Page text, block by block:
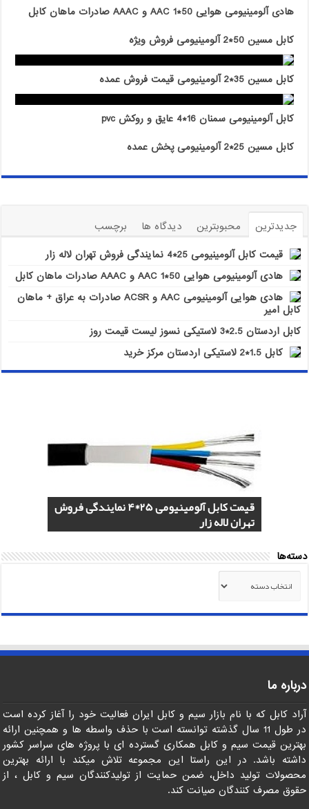
هادی آلومینیومی هوایی 50*1 AAC و AAAC صادرات ماهان کابل
کابل مسین 50*2 آلومینیومی فروش ویژه
کابل مسین 35*2 آلومینیومی قیمت فروش عمده
کابل آلومینیومی سمنان 16*4 عایق و روکش pvc
کابل مسین 25*2 آلومینیومی پخش عمده
جدیدترین محبوبترین دیدگاه ها
برچسب
قیمت کابل آلومینیومی 25*4 نمایندگی فروش تهران لاله زار
هادی آلومینیومی هوایی 50*1 AAC و AAAC صادرات ماهان کابل
هادی هوایی آلومینیومی AAC و ACSR صادرات به عراق + ماهان
کابل امیر
کابل اردستان 2.5*3 لاستیکی نسوز لیست قیمت روز
کابل 1.5*2 لاستیکی اردستان مرکز خرید
قیمت کابل آلومینیومی 25*4 نمایندگی فروش
تهران لاله زار
هادی آلومینیومی هوایی 50*1 AAC و AAAC
صادرات ماهان کابل
هادی هوایی آلومینیومی AAC و ACSR
صادرات به عراق + ماهان کابل امیر
کابل اردستان 2.5*3 لاستیکی نسوز لیست
قیمت روز
کابل 1.5*2 لاستیکی اردستان مرکز خرید
دسته‌ها
درباره ما
آراد کابل که با نام بازار سیم و کابل ایران فعالیت خود را آغاز کرده است
در طول 11 سال گذشته توانسته است با حذف واسطه ها و همچنین ارائه
بهترین قیمت سیم و کابل همکاری گسترده ای با پروژه های سراسر کشور
داشته باشد. در این راستا این مجموعه تلاش میکند با ارائه بهترین
محصولات تولید داخل، ضمن حمایت از تولیدکنندگان سیم و کابل ، از
حقوق مصرف کنندگان صیانت کند.